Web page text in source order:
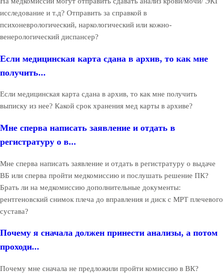
исследование и т.д? Отправить за справкой в
психоневрологический, наркологический или кожно-
венерологический диспансер?
Если медицинская карта сдана в архив, то как мне
получить...
Если медицинская карта сдана в архив, то как мне получить
выписку из нее? Какой срок хранения мед карты в архиве?
Мне сперва написать заявление и отдать в
регистратуру о в...
Мне сперва написать заявление и отдать в регистратуру о выдаче
ВБ или сперва пройти медкомиссию и послушать решение ПК?
Брать ли на медкомиссию дополнительные документы:
рентгеновский снимок плеча до вправления и диск с МРТ плечевого
сустава?
Почему я сначала должен принести анализы, а потом
проходи...
Почему мне сначала не предложили пройти комиссию в ВК?